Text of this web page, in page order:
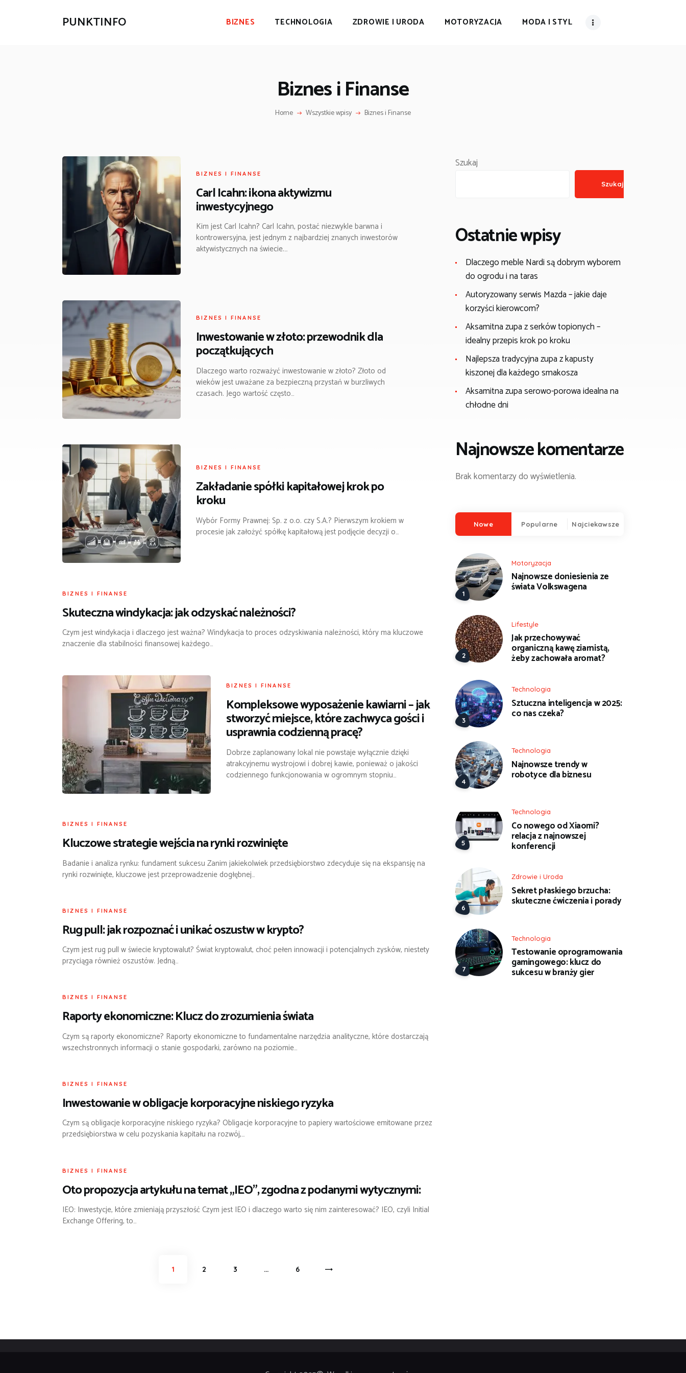
PUNKTINFO BIZNES TECHNOLOGIA ZDROWIE I URODA MOTORYZACJA MODA I STYL
Biznes i Finanse
Home Wszystkie wpisy Biznes i Finanse
BIZNES I FINANSE
Carl Icahn: ikona aktywizmu
inwestycyjnego
Kim jest Carl Icahn? Carl Icahn, postać niezwykle barwna i
kontrowersyjna, jest jednym z najbardziej znanych inwestorów
aktywistycznych na świecie.…
BIZNES I FINANSE
Inwestowanie w złoto: przewodnik dla
początkujących
Dlaczego warto rozważyć inwestowanie w złoto? Złoto od
wieków jest uważane za bezpieczną przystań w burzliwych
czasach. Jego wartość często…
BIZNES I FINANSE
Zakładanie spółki kapitałowej krok po
kroku
Wybór Formy Prawnej: Sp. z o.o. czy S.A.? Pierwszym krokiem w
procesie jak założyć spółkę kapitałową jest podjęcie decyzji o…
BIZNES I FINANSE
Skuteczna windykacja: jak odzyskać należności?
Czym jest windykacja i dlaczego jest ważna? Windykacja to proces odzyskiwania należności, który ma kluczowe
znaczenie dla stabilności finansowej każdego…
BIZNES I FINANSE
Kompleksowe wyposażenie kawiarni – jak
stworzyć miejsce, które zachwyca gości i
usprawnia codzienną pracę?
Dobrze zaplanowany lokal nie powstaje wyłącznie dzięki
atrakcyjnemu wystrojowi i dobrej kawie, ponieważ o jakości
codziennego funkcjonowania w ogromnym stopniu…
BIZNES I FINANSE
Kluczowe strategie wejścia na rynki rozwinięte
Badanie i analiza rynku: fundament sukcesu Zanim jakiekolwiek przedsiębiorstwo zdecyduje się na ekspansję na
rynki rozwinięte, kluczowe jest przeprowadzenie dogłębnej…
BIZNES I FINANSE
Rug pull: jak rozpoznać i unikać oszustw w krypto?
Czym jest rug pull w świecie kryptowalut? Świat kryptowalut, choć pełen innowacji i potencjalnych zysków, niestety
przyciąga również oszustów. Jedną…
BIZNES I FINANSE
Raporty ekonomiczne: Klucz do zrozumienia świata
Czym są raporty ekonomiczne? Raporty ekonomiczne to fundamentalne narzędzia analityczne, które dostarczają
wszechstronnych informacji o stanie gospodarki, zarówno na poziomie…
BIZNES I FINANSE
Inwestowanie w obligacje korporacyjne niskiego ryzyka
Czym są obligacje korporacyjne niskiego ryzyka? Obligacje korporacyjne to papiery wartościowe emitowane przez
przedsiębiorstwa w celu pozyskania kapitału na rozwój,…
BIZNES I FINANSE
Oto propozycja artykułu na temat „IEO”, zgodna z podanymi wytycznymi:
IEO: Inwestycje, które zmieniają przyszłość Czym jest IEO i dlaczego warto się nim zainteresować? IEO, czyli Initial
Exchange Offering, to…
PAGE
1 PAGE
2 PAGE
3 … PAGE
6
Szukaj
Szukaj
Ostatnie wpisy
Dlaczego meble Nardi są dobrym wyborem
do ogrodu i na taras
Autoryzowany serwis Mazda – jakie daje
korzyści kierowcom?
Aksamitna zupa z serków topionych –
idealny przepis krok po kroku
Najlepsza tradycyjna zupa z kapusty
kiszonej dla każdego smakosza
Aksamitna zupa serowo-porowa idealna na
chłodne dni
Najnowsze komentarze
Brak komentarzy do wyświetlenia.
Nowe Popularne Najciekawsze
Motoryzacja
Najnowsze doniesienia ze
świata Volkswagena
Lifestyle
Jak przechowywać
organiczną kawę ziarnistą,
żeby zachowała aromat?
Technologia
Sztuczna inteligencja w 2025:
co nas czeka?
Technologia
Najnowsze trendy w
robotyce dla biznesu
Technologia
Co nowego od Xiaomi?
relacja z najnowszej
konferencji
Zdrowie i Uroda
Sekret płaskiego brzucha:
skuteczne ćwiczenia i porady
Technologia
Testowanie oprogramowania
gamingowego: klucz do
sukcesu w branży gier